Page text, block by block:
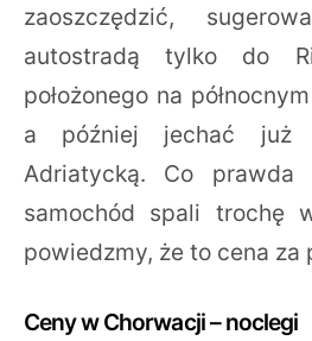
zaoszczędzić,
autostradą tylko do
położonego na
a później jechać już
Adriatycką. Co
samochód spali trochę
powiedzmy, że to cena za
Ceny w Chorwacji – noclegi